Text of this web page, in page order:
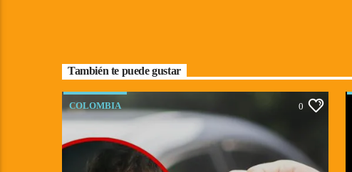
También te puede gustar
COLOMBIA 0